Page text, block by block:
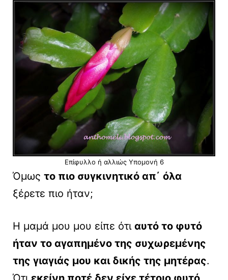
Επίφυλλο ή αλλιώς Υπομονή 6
Όμως το πιο συγκινητικό απ΄ όλα
ξέρετε πιο ήταν;
Η μαμά μου μου είπε ότι αυτό το φυτό
ήταν το αγαπημένο της συχωρεμένης
της γιαγιάς μου και δικής της μητέρας.